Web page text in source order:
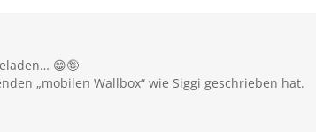
😁🤪
„mobilen Wallbox“ wie Siggi geschrieben hat.